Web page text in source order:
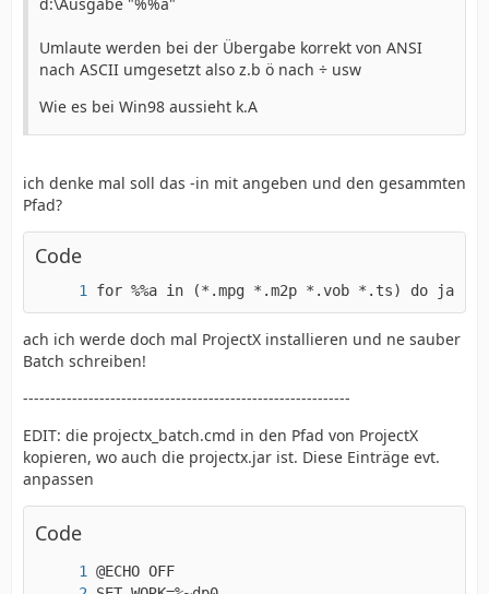
Umlaute werden bei der Übergabe korrekt von ANSI
nach ASCII umgesetzt also z.b ö nach ÷ usw
Wie es bei Win98 aussieht k.A
ich denke mal soll das -in mit angeben und den gesammten
Pfad?
Code
for %%a in (*.mpg *.m2p *.vob *.ts) do java
ach ich werde doch mal ProjectX installieren und ne sauber
Batch schreiben!
------------------------------------------------------------
EDIT: die projectx_batch.cmd in den Pfad von ProjectX
kopieren, wo auch die projectx.jar ist. Diese Einträge evt.
anpassen
Code